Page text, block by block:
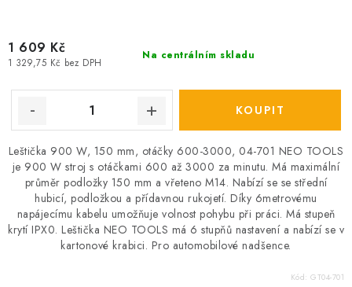
Na centrálním skladu
1 329,75 Kč bez DPH
1 609 Kč
Leštička 900 W, 150 mm, otáčky 600-3000, 04-701 NEO TOOLS
je 900 W stroj s otáčkami 600 až 3000 za minutu. Má maximální
průměr podložky 150 mm a vřeteno M14. Nabízí se se střední
hubicí, podložkou a přídavnou rukojetí. Díky 6metrovému
napájecímu kabelu umožňuje volnost pohybu při práci. Má stupeň
krytí IPX0. Leštička NEO TOOLS má 6 stupňů nastavení a nabízí se v
kartonové krabici. Pro automobilové nadšence.
Kód: GT04-701